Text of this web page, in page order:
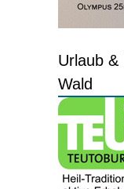
Urlaub &
Wald